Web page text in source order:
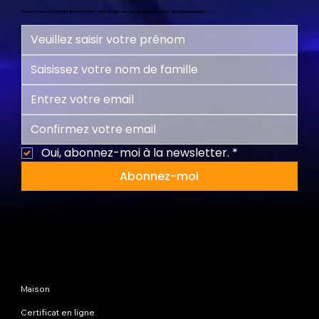
Abonnez-vous maintenant et commencez votre voyage vers une vie plus heureuse et plus épanouissante !
Oui, abonnez-moi à la newsletter. *
Abonnez-moi
Maison
Certificat en ligne